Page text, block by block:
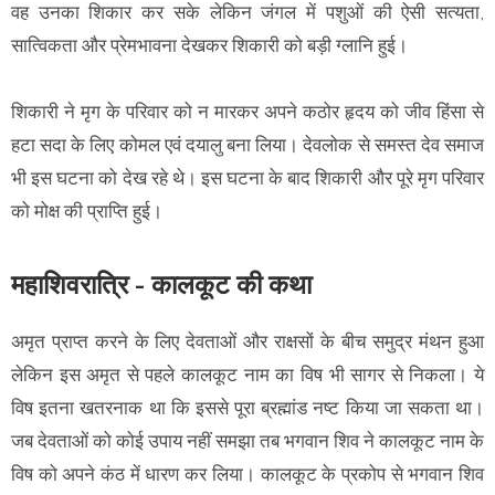
वह उनका शिकार कर सके लेकिन जंगल में पशुओं की ऐसी सत्यता,
सात्विकता और प्रेमभावना देखकर शिकारी को बड़ी ग्लानि हुई।
शिकारी ने मृग के परिवार को न मारकर अपने कठोर हृदय को जीव हिंसा से
हटा सदा के लिए कोमल एवं दयालु बना लिया। देवलोक से समस्त देव समाज
भी इस घटना को देख रहे थे। इस घटना के बाद शिकारी और पूरे मृग परिवार
को मोक्ष की प्राप्ति हुई।
महाशिवरात्रि - कालकूट की कथा
अमृत प्राप्त करने के लिए देवताओं और राक्षसों के बीच समुद्र मंथन हुआ
लेकिन इस अमृत से पहले कालकूट नाम का विष भी सागर से निकला। ये
विष इतना खतरनाक था कि इससे पूरा ब्रह्मांड नष्ट किया जा सकता था।
जब देवताओं को कोई उपाय नहीं समझा तब भगवान शिव ने कालकूट नाम के
विष को अपने कंठ में धारण कर लिया। कालकूट के प्रकोप से भगवान शिव